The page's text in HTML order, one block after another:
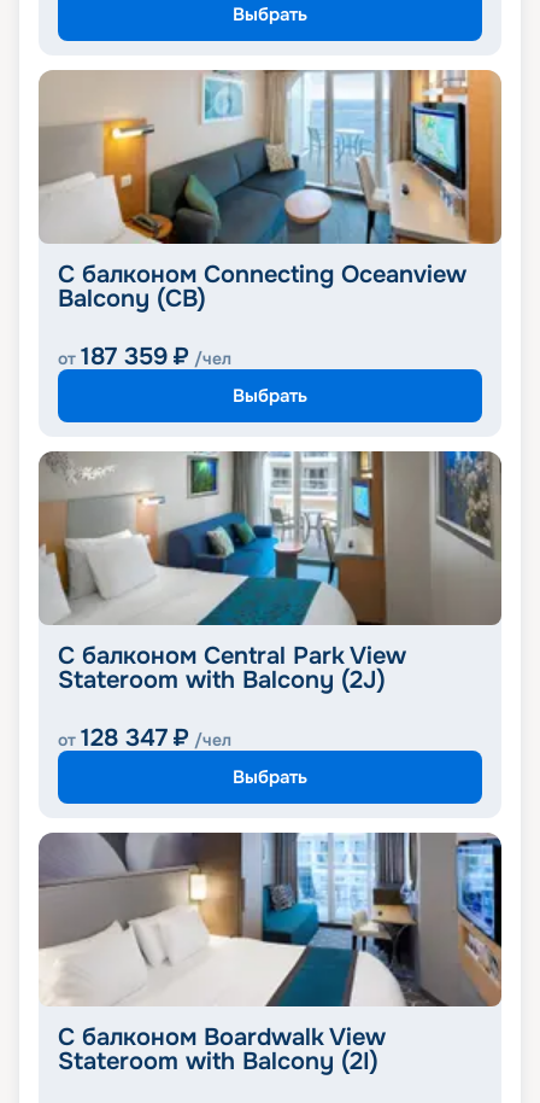
Выбрать
С балконом Connecting Oceanview
Balcony (CB)
от 187 359 ₽ /чел
Выбрать
С балконом Central Park View
Stateroom with Balcony (2J)
от 128 347 ₽ /чел
Выбрать
С балконом Boardwalk View
Stateroom with Balcony (2I)